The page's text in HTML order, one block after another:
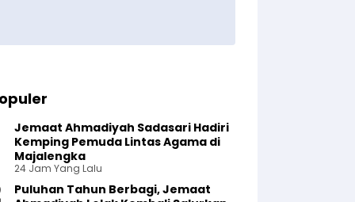
Jemaat Ahmadiyah Sadasari Hadiri
Kemping Pemuda Lintas Agama di
Majalengka
24 Jam Yang Lalu
Puluhan Tahun Berbagi, Jemaat